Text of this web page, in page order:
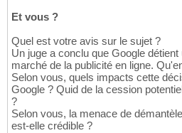
Et vous ?
Quel est votre avis sur le sujet ?
Un juge a conclu que Google
marché de la publicité en ligne.
Selon vous, quels impacts cette
Google ? Quid de la cession
?
Selon vous, la menace de
est-elle crédible ?